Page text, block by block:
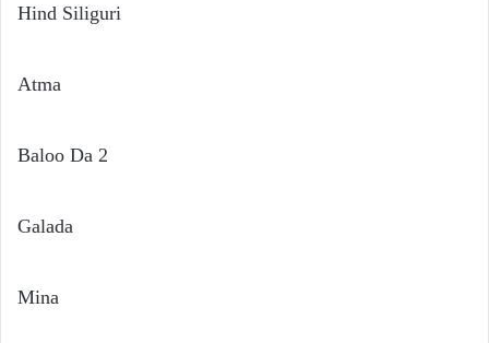
Hind Siliguri
Atma
Baloo Da 2
Galada
Mina